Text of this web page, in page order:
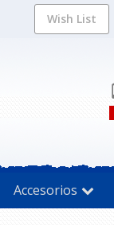
Wish List
Accesorios